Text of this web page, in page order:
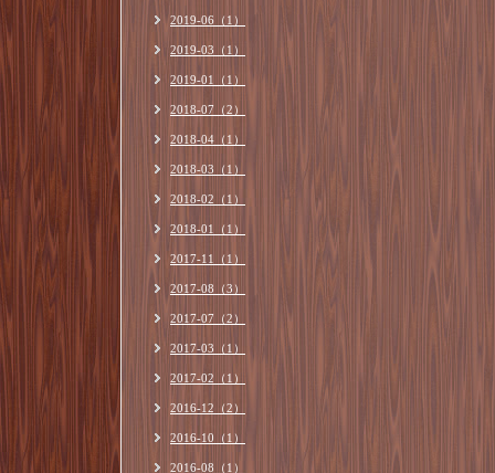
2019-06（1）
2019-03（1）
2019-01（1）
2018-07（2）
2018-04（1）
2018-03（1）
2018-02（1）
2018-01（1）
2017-11（1）
2017-08（3）
2017-07（2）
2017-03（1）
2017-02（1）
2016-12（2）
2016-10（1）
2016-08（1）